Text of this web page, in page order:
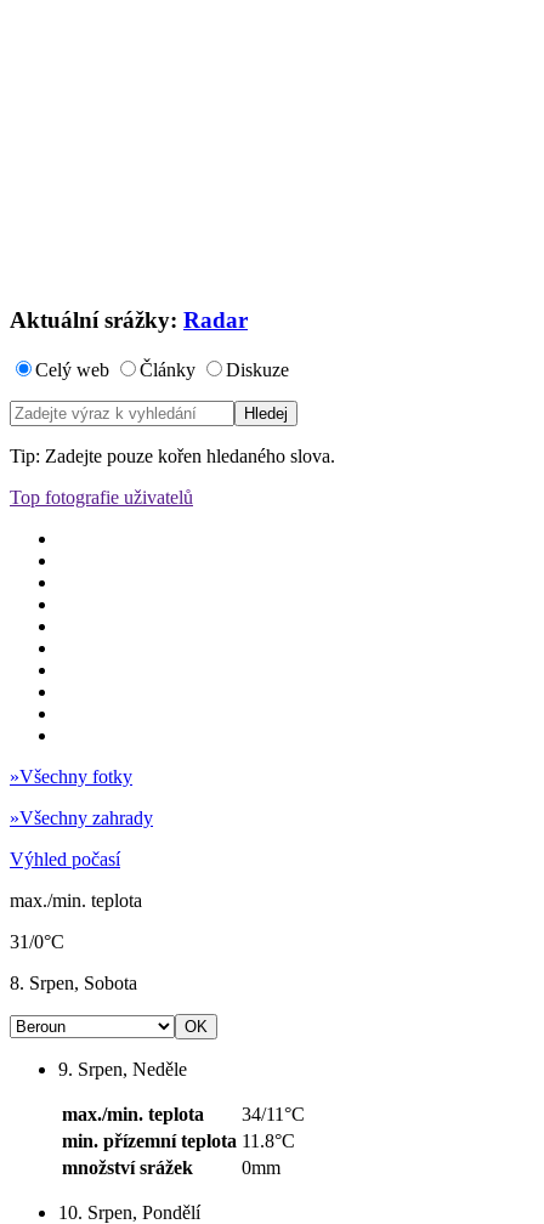
Aktuální srážky: Radar
Celý web Články Diskuze
Tip: Zadejte pouze kořen hledaného slova.
Top fotografie uživatelů
»Všechny fotky
»Všechny zahrady
Výhled počasí
max./min. teplota
31/0°C
8. Srpen, Sobota
9. Srpen, Neděle
max./min. teplota
34/11°C
min. přízemní teplota 11.8°C
množství srážek
0mm
10. Srpen, Pondělí